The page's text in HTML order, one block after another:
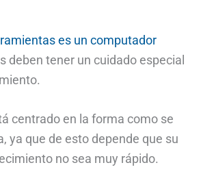
es un computador
deben tener un cuidado especial
centrado en la forma como se
ya que de esto depende que su
no sea muy rápido.